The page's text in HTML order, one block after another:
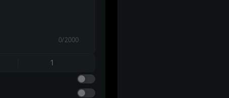
0/2000
1